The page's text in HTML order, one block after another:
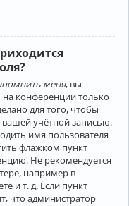
меня, вы
конференции только
для того, чтобы
вашей учётной записью.
имя пользователя
флажком пункт
Не рекомендуется
например в
и т. д. Если пункт
что администратор